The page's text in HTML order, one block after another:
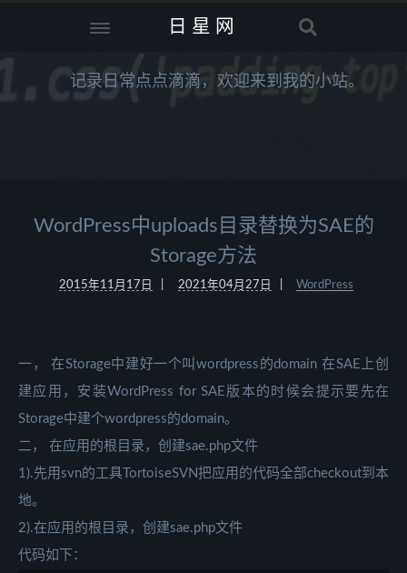
日星网
记录日常点点滴滴，欢迎来到我的小站。
WordPress中uploads目录替换为SAE的
Storage方法
2015年11月17日 2021年04月27日 WordPress
一， 在Storage中建好一个叫wordpress的domain 在SAE上创
建应用，安装WordPress for SAE版本的时候会提示要先在
Storage中建个wordpress的domain。
二， 在应用的根目录，创建sae.php文件
1).先用svn的工具TortoiseSVN把应用的代码全部checkout到本
地。
2).在应用的根目录，创建sae.php文件
代码如下：